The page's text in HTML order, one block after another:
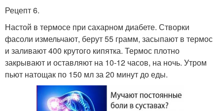
Рецепт 6.
Настой в термосе при сахарном диабете. Створки
фасоли измельчают, берут 55 грамм, засыпают в термос
и заливают 400 крутого кипятка. Термос плотно
закрывают и оставляют на 10-12 часов, на ночь. Утром
пьют натощак по 150 мл за 20 минут до еды.